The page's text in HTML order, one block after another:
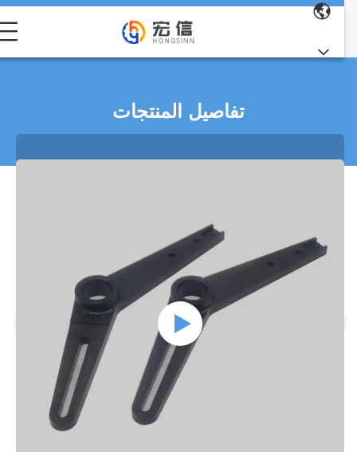
تفاصيل المنتجات